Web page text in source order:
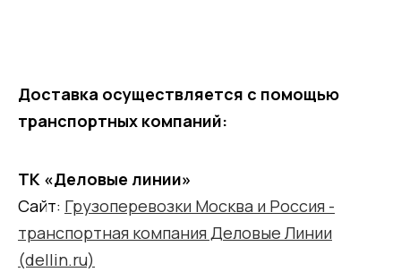
Доставка осуществляется с помощью
транспортных компаний:
ТК «Деловые линии»
Сайт: Грузоперевозки Москва и Россия -
транспортная компания Деловые Линии
(dellin.ru)